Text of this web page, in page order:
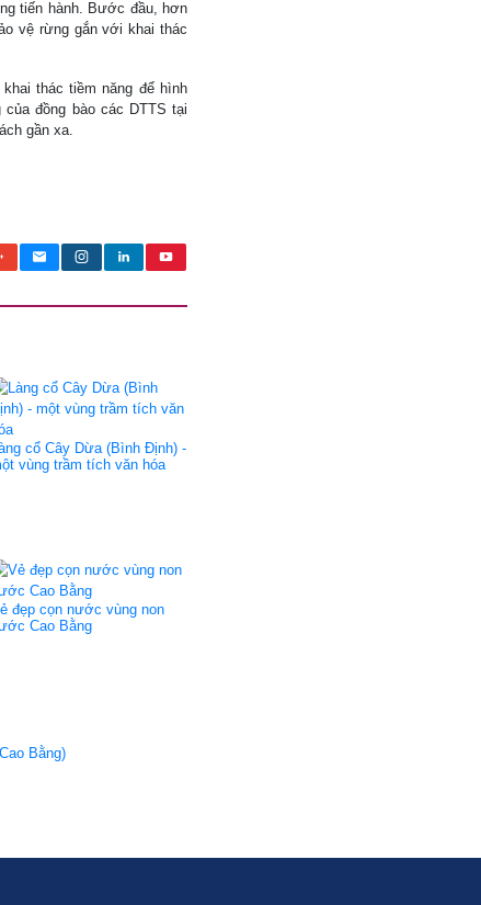
tiến hành. Bước đầu, hơn
vệ rừng gắn với khai thác
thác tiềm năng để hình
đồng bào các DTTS tại
khách gần xa.
cổ Cây Dừa (Bình Định) -
vùng trầm tích văn hóa
đẹp cọn nước vùng non
Cao Bằng
Bằng)